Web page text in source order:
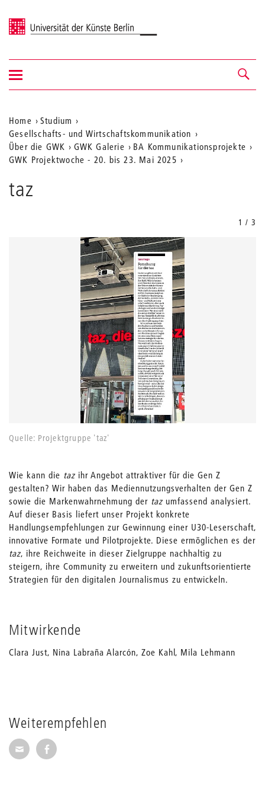
Universität der Künste Berlin
Navigation &
Suche
Navigation
ein-/ausblenden
Aktuelle
Position
auf
Webseite
Home
Studium
Gesellschafts- und Wirtschaftskommunikation
Über die GWK
GWK Galerie
BA Kommunikationsprojekte
GWK Projektwoche - 20. bis 23. Mai 2025
taz
Weiterempfehlen
Seite per E-Mail weiterempfehlen
Seite auf Facebook weiterempfehlen
Quelle: Projektgruppe 'taz'
1 / 3
Wie kann die taz ihr Angebot attraktiver für die Gen Z
gestalten? Wir haben das Mediennutzungsverhalten der Gen Z
sowie die Markenwahrnehmung der taz umfassend analysiert.
Auf dieser Basis liefert unser Projekt konkrete
Handlungsempfehlungen zur Gewinnung einer U30-Leserschaft,
innovative Formate und Pilotprojekte. Diese ermöglichen es der
taz, ihre Reichweite in dieser Zielgruppe nachhaltig zu
steigern, ihre Community zu erweitern und zukunftsorientierte
Strategien für den digitalen Journalismus zu entwickeln.
Mitwirkende
Clara Just, Nina Labraña Alarcón, Zoe Kahl, Mila Lehmann